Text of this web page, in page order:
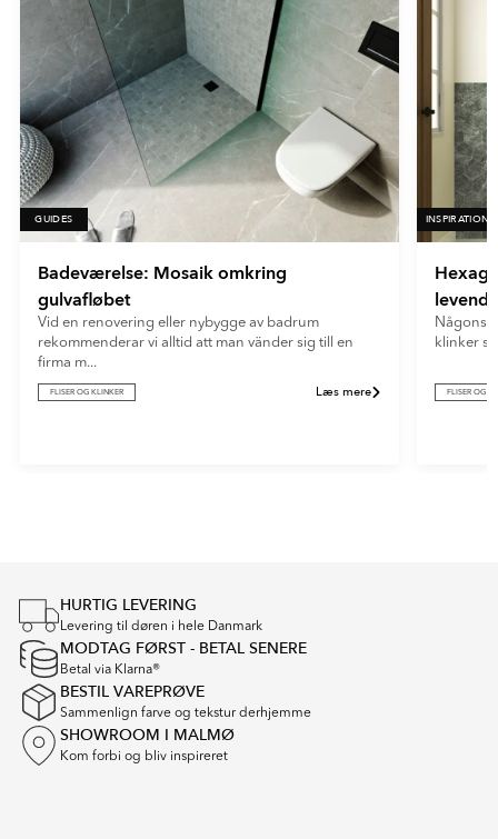
fingeraftryk og genskin.
- Blå
- Grön
- Gul
- Orange
- Turkos
- Vit
GUIDES
Badeværelse: Mosaik omkring
gulvafløbet
Vid en renovering eller nybygge av badrum
rekommenderar vi alltid att man vänder sig till en
firma m...
FLISER OG KLINKER Læs mere
INSPIRATION
klinker
FLISER OG
HURTIG LEVERING
Levering til døren i hele Danmark
MODTAG FØRST - BETAL SENERE
Betal via Klarna®
BESTIL VAREPRØVE
Sammenlign farve og tekstur derhjemme
SHOWROOM I MALMØ
Kom forbi og bliv inspireret